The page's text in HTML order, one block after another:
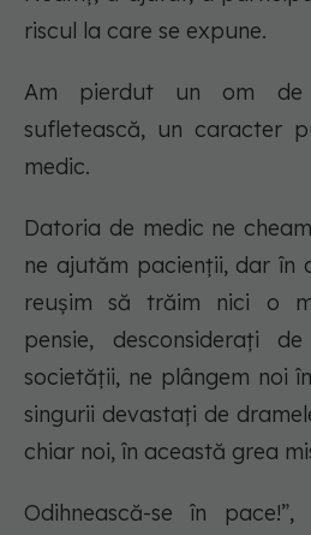
riscul la care se expune.
Am pierdut un om
sufletească, un caracter
medic.
Datoria de medic ne
ne ajutăm pacienții, dar în
reușim să trăim nici o
pensie, desconsiderați
societății, ne plângem noi
singurii devastați de
chiar noi, în această grea
Odihnească-se în